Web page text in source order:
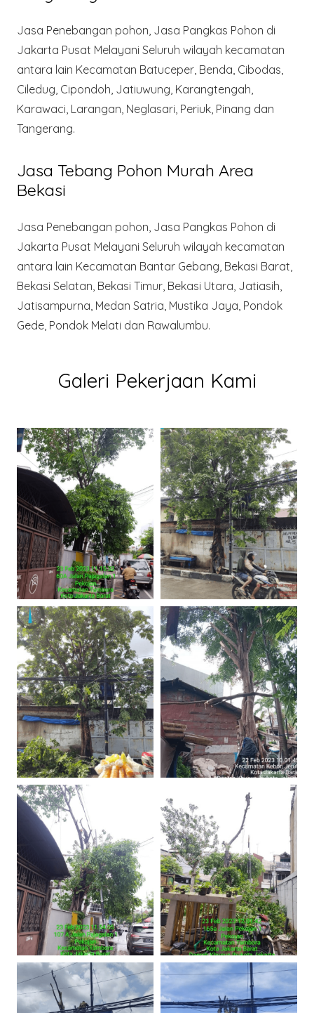
Jasa Penebangan pohon, Jasa Pangkas Pohon di
Jakarta Pusat Melayani Seluruh wilayah kecamatan
antara lain Kecamatan Batuceper, Benda, Cibodas,
Ciledug, Cipondoh, Jatiuwung, Karangtengah,
Karawaci, Larangan, Neglasari, Periuk, Pinang dan
Tangerang.
Jasa Tebang Pohon Murah Area
Bekasi
Jasa Penebangan pohon, Jasa Pangkas Pohon di
Jakarta Pusat Melayani Seluruh wilayah kecamatan
antara lain Kecamatan Bantar Gebang, Bekasi Barat,
Bekasi Selatan, Bekasi Timur, Bekasi Utara, Jatiasih,
Jatisampurna, Medan Satria, Mustika Jaya, Pondok
Gede, Pondok Melati dan Rawalumbu.
Galeri Pekerjaan Kami